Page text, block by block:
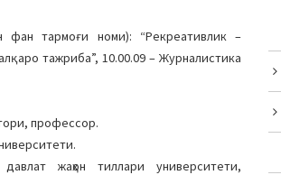
фан тармоғи номи): “Рекреативлик –
тажриба”, 10.00.09 – Журналистика
профессор.
жаҳон тиллари университети,